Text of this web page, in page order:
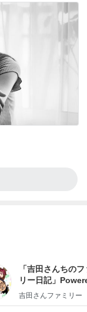
「吉田さんちの
リー日記」
y Ameba 吉田さ
吉田さんファミリー